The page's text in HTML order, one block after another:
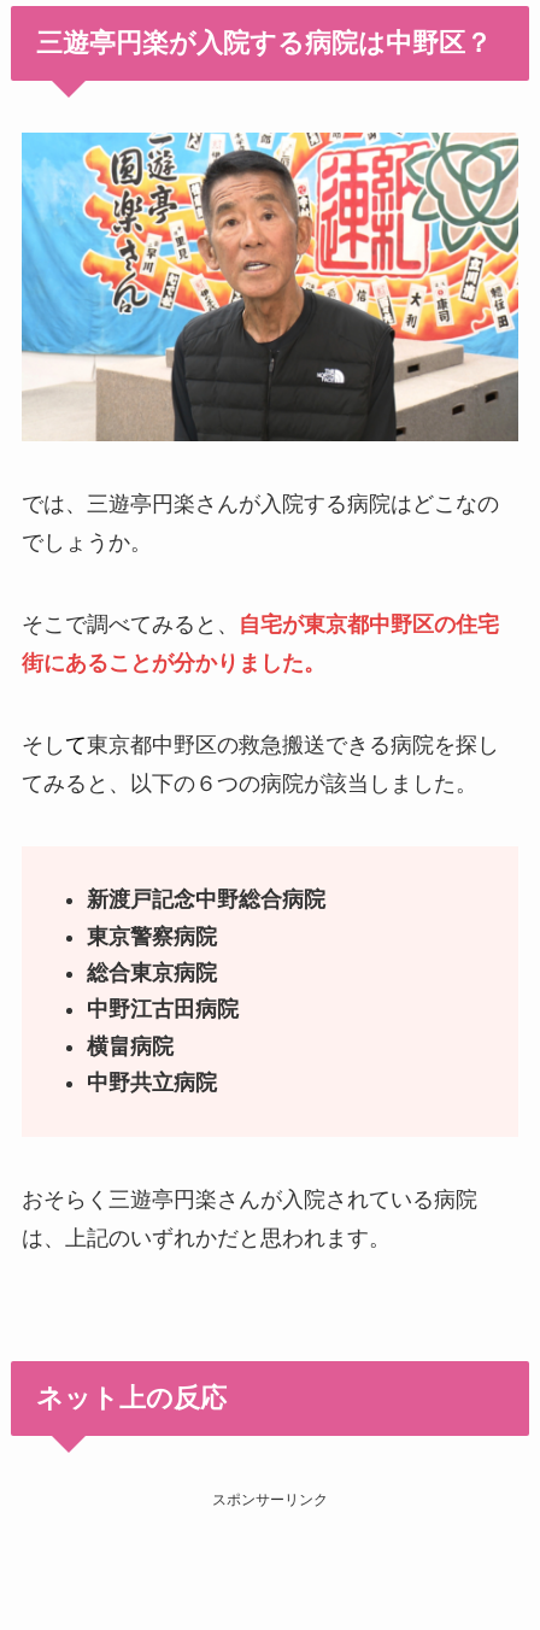
三遊亭円楽が入院する病院は中野区？
では、三遊亭円楽さんが入院する病院はどこなの
でしょうか。
そこで調べてみると、
自宅が東京都中野区の住宅
街にあることが分かりました。
そし て東京都中野区の救急搬送できる病院を探し
てみると、以下の６つの病院が該当しました。
新渡戸記念中野総合病院
東京警察病院
総合東京病院
中野江古田病院
横畠病院
中野共立病院
おそらく三遊亭円楽さんが入院されている病院
は、上記のいずれかだと思われます。
ネット上の反応
スポンサーリンク